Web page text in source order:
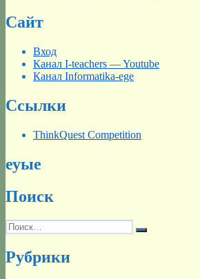
Сайт
Вход
Канал I-teachers — Youtube
Канал Informatika-ege
Ссылки
ThinkQuest Competition
еуые
Поиск
Искать:
Поиск
Рубрики